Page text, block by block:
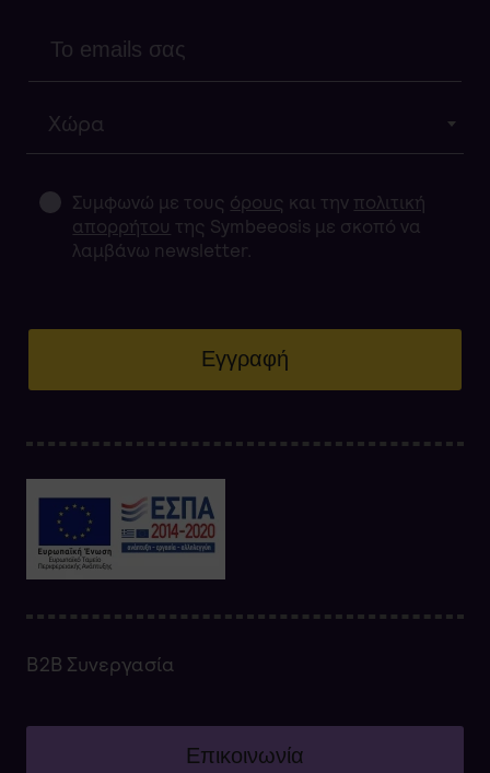
Χώρα
Συμφωνώ με τους όρους και την πολιτική
απορρήτου της Symbeeosis με σκοπό να
λαμβάνω newsletter.
Εγγραφή
Β2Β Συνεργασία
Επικοινωνία